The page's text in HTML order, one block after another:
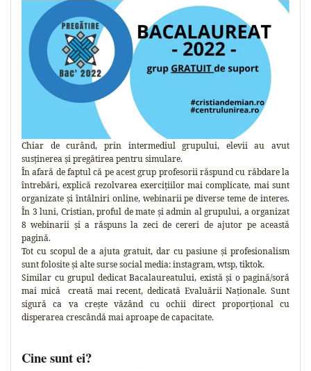
Chiar de curând, prin intermediul grupului, elevii au avut
susținerea și pregătirea pentru simulare.
În afară de faptul că pe acest grup profesorii răspund cu răbdare la
întrebări, explică rezolvarea exercițiilor mai complicate, mai sunt
organizate și întâlniri online, webinarii pe diverse teme de interes.
În 3 luni, Cristian, proful de mate și admin al grupului, a organizat
8 webinarii și a răspuns la zeci de cereri de ajutor pe această
pagină.
Tot cu scopul de a ajuta gratuit, dar cu pasiune și profesionalism
sunt folosite și alte surse social media: instagram, wtsp, tiktok.
Similar cu grupul dedicat Bacalaureatului, există și o pagină/soră
mai mică creată mai recent, dedicată Evaluării Naționale. Sunt
sigură ca va crește văzând cu ochii direct proporțional cu
disperarea crescândă mai aproape de capacitate.
Cine sunt ei?